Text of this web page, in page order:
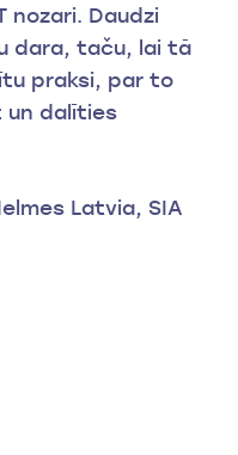
nozari. Daudzi
dara, taču, lai tā
praksi, par to
un dalīties
Latvia, SIA